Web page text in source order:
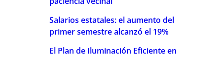
Salarios estatales: el aumento del
primer semestre alcanzó el 19%
El Plan de Iluminación Eficiente en